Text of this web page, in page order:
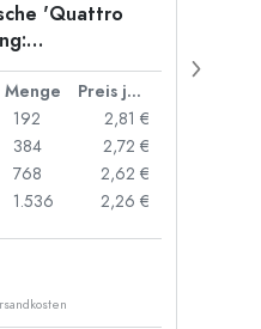
'Quattro
Menge
Preis je Stück
192
2,81 €
384
2,72 €
768
2,62 €
1.536
2,26 €